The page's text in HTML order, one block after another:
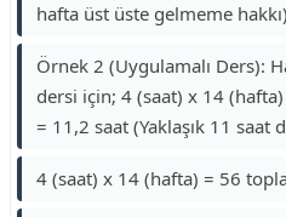
hafta üst üste gelmeme
Örnek 2 (Uygulamalı Ders):
dersi için; 4 (saat) x 14
= 11,2 saat (Yaklaşık 11 saat
4 (saat) x 14 (hafta) = 56